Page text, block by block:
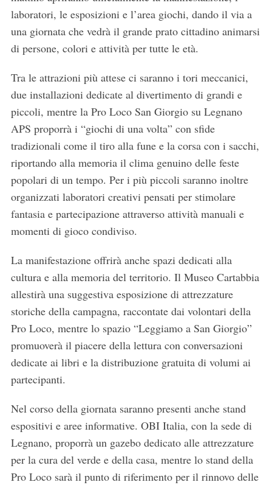
laboratori, le esposizioni e l’area giochi, dando il via a
una giornata che vedrà il grande prato cittadino animarsi
di persone, colori e attività per tutte le età.
Tra le attrazioni più attese ci saranno i tori meccanici,
due installazioni dedicate al divertimento di grandi e
piccoli, mentre la Pro Loco San Giorgio su Legnano
APS proporrà i “giochi di una volta” con sfide
tradizionali come il tiro alla fune e la corsa con i sacchi,
riportando alla memoria il clima genuino delle feste
popolari di un tempo. Per i più piccoli saranno inoltre
organizzati laboratori creativi pensati per stimolare
fantasia e partecipazione attraverso attività manuali e
momenti di gioco condiviso.
La manifestazione offrirà anche spazi dedicati alla
cultura e alla memoria del territorio. Il Museo Cartabbia
allestirà una suggestiva esposizione di attrezzature
storiche della campagna, raccontate dai volontari della
Pro Loco, mentre lo spazio “Leggiamo a San Giorgio”
promuoverà il piacere della lettura con conversazioni
dedicate ai libri e la distribuzione gratuita di volumi ai
partecipanti.
Nel corso della giornata saranno presenti anche stand
espositivi e aree informative. OBI Italia, con la sede di
Legnano, proporrà un gazebo dedicato alle attrezzature
per la cura del verde e della casa, mentre lo stand della
Pro Loco sarà il punto di riferimento per il rinnovo delle